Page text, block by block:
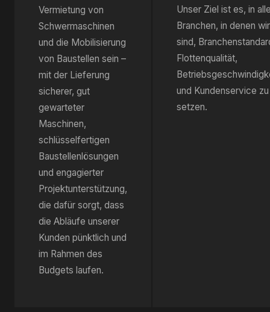
Vermietung von
Schwermaschinen
und die Mobilisierung
von Baustellen sein –
mit der Lieferung
sicherer, gut
gewarteter
Maschinen,
schlüsselfertigen
Baustellenlösungen
und engagierter
Projektunterstützung,
die dafür sorgt, dass
die Abläufe unserer
Kunden pünktlich und
im Rahmen des
Budgets laufen.
Unser Ziel ist es, in
Branchen, in denen
sind,
Flottenqualität,
und Kundenservice zu
setzen.